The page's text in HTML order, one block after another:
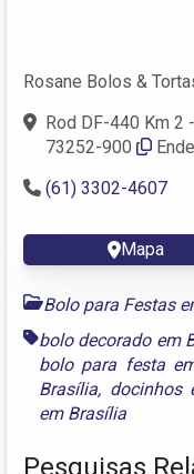
Rosane Bolos &
Rod DF-440 Km 2
73252-900
(61) 3302-4607
Mapa
Bolo para Festas
bolo decorado em
bolo para festa
Brasília, docinhos
em Brasília
Pesquisas